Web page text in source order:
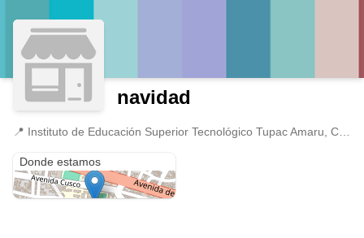
navidad
📍
Donde estamos